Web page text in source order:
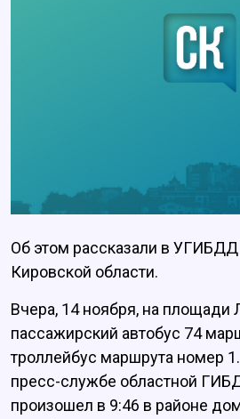
Об этом рассказали в
Кировской области.
Вчера, 14 ноября, на площади
пассажирский автобус 74
троллейбус маршрута номер
пресс-службе областной
произошел в 9:46 в районе